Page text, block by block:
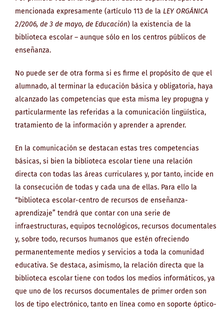
mencionada expresamente (artículo 113 de la LEY ORGÁNICA
2/2006, de 3 de mayo, de Educación) la existencia de la
biblioteca escolar – aunque sólo en los centros públicos de
enseñanza.
No puede ser de otra forma si es firme el propósito de que el
alumnado, al terminar la educación básica y obligatoria, haya
alcanzado las competencias que esta misma ley propugna y
particularmente las referidas a la comunicación lingüística,
tratamiento de la información y aprender a aprender.
En la comunicación se destacan estas tres competencias
básicas, si bien la biblioteca escolar tiene una relación
directa con todas las áreas curriculares y, por tanto, incide en
la consecución de todas y cada una de ellas. Para ello la
“biblioteca escolar-centro de recursos de enseñanza-
aprendizaje” tendrá que contar con una serie de
infraestructuras, equipos tecnológicos, recursos documentales
y, sobre todo, recursos humanos que estén ofreciendo
permanentemente medios y servicios a toda la comunidad
educativa. Se destaca, asimismo, la relación directa que la
biblioteca escolar tiene con todos los medios informáticos, ya
que uno de los recursos documentales de primer orden son
los de tipo electrónico, tanto en línea como en soporte óptico-